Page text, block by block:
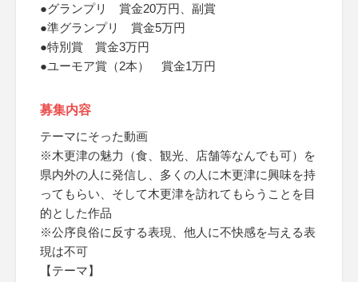
●グランプリ 賞金20万円、副賞
●準グランプリ 賞金5万円
●特別賞 賞金3万円
●ユーモア賞（2本） 賞金1万円
募集内容
テーマにそった動画
※木更津の魅力（食、観光、店舗等なんでも可）を
県内外の人に発信し、多くの人に木更津に興味を持
ってもらい、そして木更津を訪れてもらうことを目
的とした作品
※公序良俗に反する表現、他人に不快感を与える表
現は不可
【テーマ】